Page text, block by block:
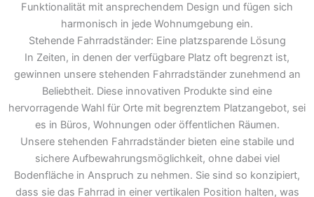
Funktionalität mit ansprechendem Design und fügen sich
harmonisch in jede Wohnumgebung ein.
Stehende Fahrradständer: Eine platzsparende Lösung
In Zeiten, in denen der verfügbare Platz oft begrenzt ist,
gewinnen unsere stehenden Fahrradständer zunehmend an
Beliebtheit. Diese innovativen Produkte sind eine
hervorragende Wahl für Orte mit begrenztem Platzangebot, sei
es in Büros, Wohnungen oder öffentlichen Räumen.
Unsere stehenden Fahrradständer bieten eine stabile und
sichere Aufbewahrungsmöglichkeit, ohne dabei viel
Bodenfläche in Anspruch zu nehmen. Sie sind so konzipiert,
dass sie das Fahrrad in einer vertikalen Position halten, was